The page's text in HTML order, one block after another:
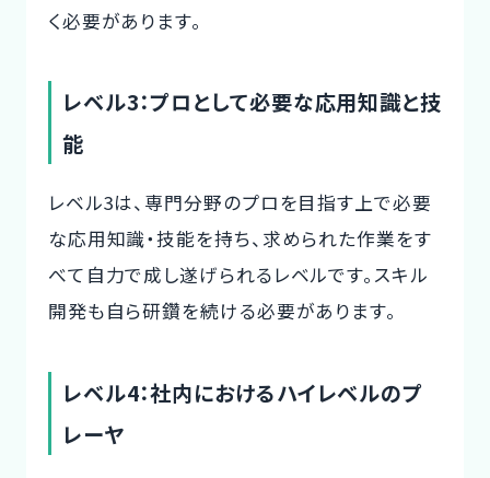
く必要があります。
レベル3：プロとして必要な応用知識と技
能
レベル3は、専門分野のプロを目指す上で必要
な応用知識・技能を持ち、求められた作業をす
べて自力で成し遂げられるレベルです。スキル
開発も自ら研鑽を続ける必要があります。
レベル4：社内におけるハイレベルのプ
レーヤ